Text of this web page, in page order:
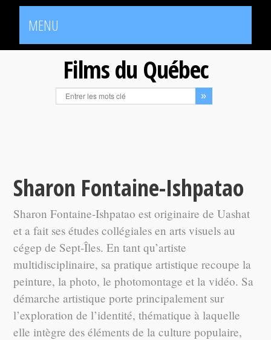
MENU
Films du Québec
Sharon Fontaine-Ishpatao
Sharon Fontaine-Ishpatao est originaire de Uashat
et a fait ses études collégiales en arts visuels au
cégep de Sept-Îles. En tant qu’artiste
multidisciplinaire, sa pratique artistique recoupe la
peinture, la photo, le photomontage et la vidéo. Sa
démarche artistique porte principalement sur
l’exploration de l’identité, thématique à laquelle
elle intègre des éléments de la culture populaire,